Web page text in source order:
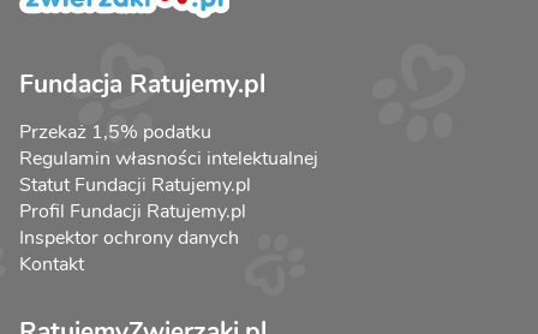
Fundacja Ratujemy.pl
Przekaż 1,5% podatku
Regulamin własności intelektualnej
Statut Fundacji Ratujemy.pl
Profil Fundacji Ratujemy.pl
Inspektor ochrony danych
Kontakt